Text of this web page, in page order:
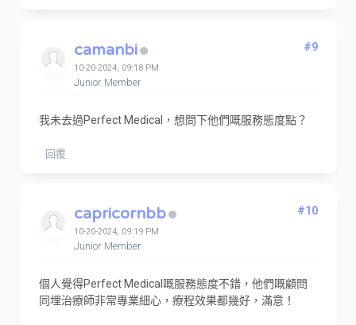
camanbi
10-20-2024, 09:18 PM
Junior Member
#9
我未去過Perfect Medical，想問下他們嘅服務態度點？
回覆
capricornbb
10-20-2024, 09:19 PM
Junior Member
#10
個人覺得Perfect Medical嘅服務態度不錯，他們嘅顧問
同埋治療師非常專業細心，療程效果都幾好，滿意！